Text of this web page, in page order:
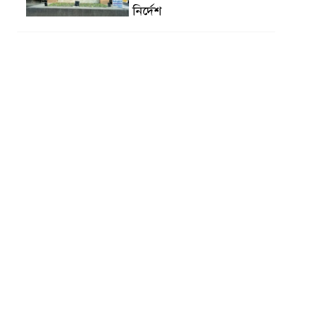
নির্দেশ